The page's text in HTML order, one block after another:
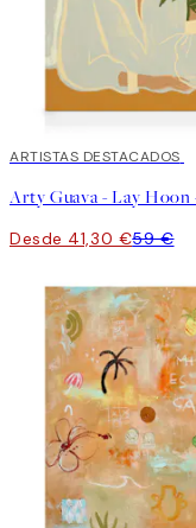
30%*
ARTISTAS DESTACADOS
Desde 41,30 €59 €